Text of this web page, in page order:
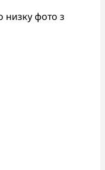
низку фото з